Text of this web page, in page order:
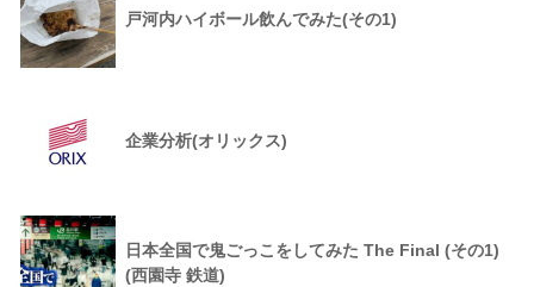
戸河内ハイボール飲んでみた(その1)
企業分析(オリックス)
日本全国で鬼ごっこをしてみた The Final (その1)
(西園寺 鉄道)